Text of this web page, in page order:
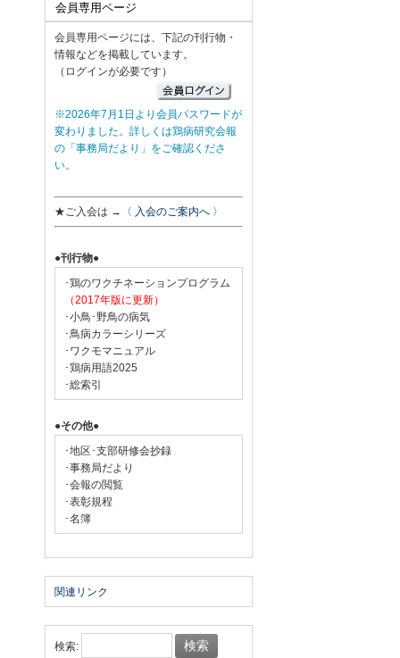
会員専用ページ
会員専用ページには、下記の刊行物・
情報などを掲載しています。
（ログインが必要です）
※2026年7月1日より会員パスワードが
変わりました。詳しくは鶏病研究会報
の「事務局だより」をご確認くださ
い。
★ご入会は → 〈 入会のご案内へ 〉
●刊行物●
･鶏のワクチネーションプログラム
（2017年版に更新）
･小鳥･野鳥の病気
･鳥病カラーシリーズ
･ワクモマニュアル
･鶏病用語2025
･総索引
●その他●
･地区･支部研修会抄録
･事務局だより
･会報の閲覧
･表彰規程
･名簿
関連リンク
検索: